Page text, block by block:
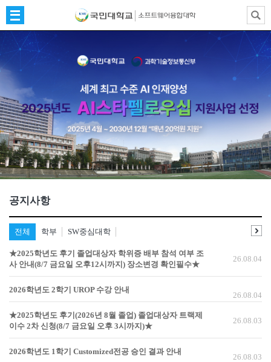
공지사항
전체 학부 SW중심대학
★2025학년도 후기 졸업대상자 학위증 배부 참석 여부 조
사 안내(8/7 금요일 오후12시까지) 장소변경 확인필수★
26.08.04
2026학년도 2학기 UROP 수강 안내
26.08.04
★2025학년도 후기(2026년 8월 졸업) 졸업대상자 트랙제
이수 2차 신청(8/7 금요일 오후 3시까지)★
26.08.03
2026학년도 1학기 Customized전공 승인 결과 안내
26.08.03